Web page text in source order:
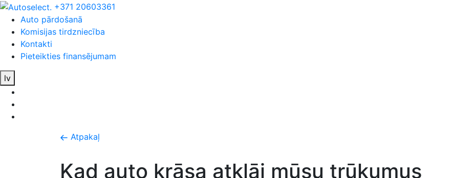
+371 20603361
Auto pārdošanā
Komisijas tirdzniecība
Kontakti
Pieteikties finansējumam
lv
Atpakaļ
Kad auto krāsa atklāj mūsu trūkumus